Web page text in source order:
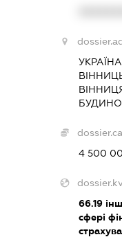
4 500
66.19
сфері